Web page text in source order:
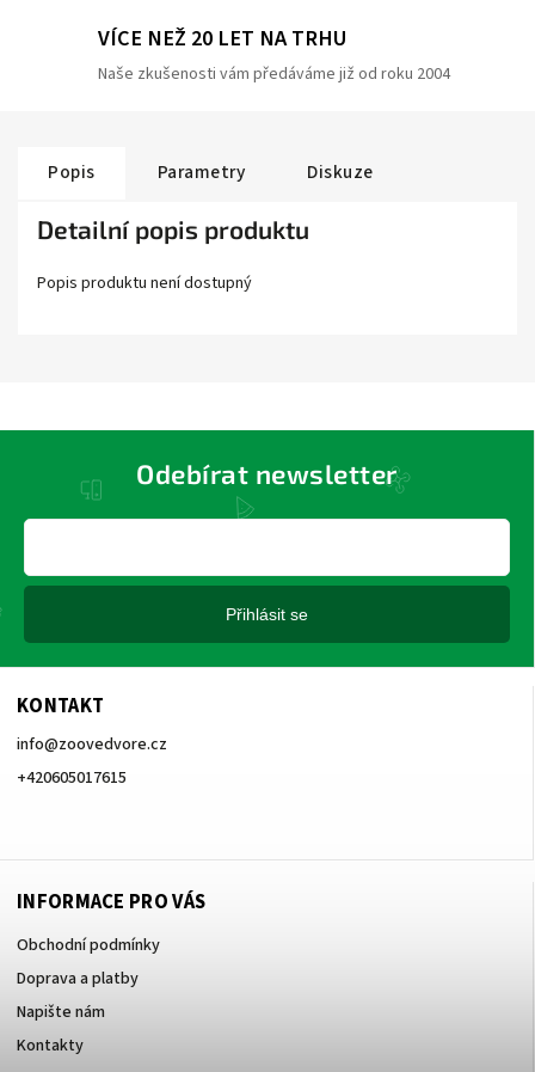
VÍCE NEŽ 20 LET NA TRHU
Naše zkušenosti vám předáváme již od roku 2004
Popis Parametry Diskuze
Detailní popis produktu
Popis produktu není dostupný
KONTAKT
info@zoovedvore.cz
+420605017615
INFORMACE PRO VÁS
Obchodní podmínky
Doprava a platby
Napište nám
Kontakty
Odebírat newsletter
Přihlásit se